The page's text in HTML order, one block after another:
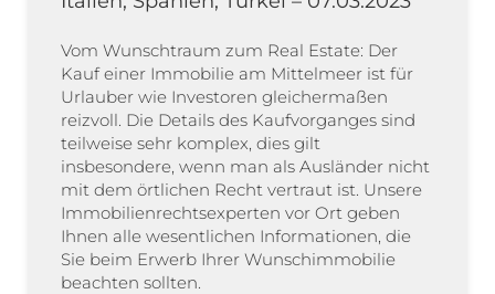
Vom Wunschtraum zum Real Estate: Der
Kauf einer Immobilie am Mittelmeer ist für
Urlauber wie Investoren gleichermaßen
reizvoll. Die Details des Kaufvorganges sind
teilweise sehr komplex, dies gilt
insbesondere, wenn man als Ausländer nicht
mit dem örtlichen Recht vertraut ist. Unsere
Immobilienrechtsexperten vor Ort geben
Ihnen alle wesentlichen Informationen, die
Sie beim Erwerb Ihrer Wunschimmobilie
beachten sollten.